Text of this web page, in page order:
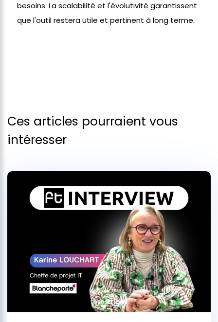
besoins. La scalabilité et l'évolutivité garantissent
que l'outil restera utile et pertinent à long terme.
Ces articles pourraient vous
intéresser